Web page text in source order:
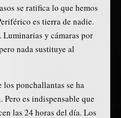
se ratifica lo que hemos
es tierra de nadie.
y cámaras por
nada sustituye al
los ponchallantas se ha
es indispensable que
las 24 horas del día. Los